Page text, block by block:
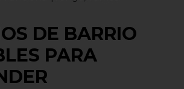
DE BARRIO
PARA